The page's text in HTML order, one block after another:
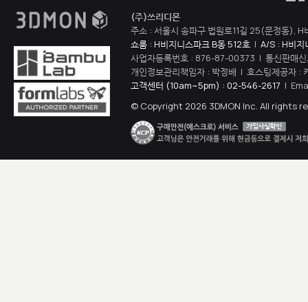
(주)쓰리디몬
주소 : 서울시 송파구 법원로11길 25(문정동),
쇼룸 : H비지니스파크 B동 512호 | A/S : H비지
사업자등록번호 : 876-87-00373 | 통신판매
개인정보관리책임자 : 박정배 | 호스팅제공자 :
고객센터 (10am~5pm) : 02-546-2617 |
© Copyright 2026 3DMON Inc. All rights